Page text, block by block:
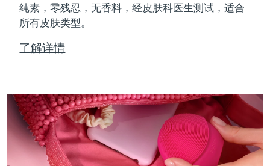
纯素，零残忍，无香料，经皮肤科医生测试，适合
所有皮肤类型。
了解详情
FAQ™产品
All anti-aging treatments
FAQ™产品
All LED treatments
FAQ™ products
PEACH™ 2
Travel-friendly IPL hair removal
PEACH™ Cooling Prep Gel
Cooling IPL hair removal gel
LUNA™ 4 body
Firming body serum
痘肌护理
ESPADA™ 2
Acne treatment device
ESPADA™ Blemish Solution
眼部护理
IRIS™ 2
Rejuvenating eye massager
眼部护肤
KIWI™ derma
Diamond microdermabrasion .
LUNA™ 4 hair
2-in-1 LED scalp massager
牙齿美白
NEW
直布罗陀
希腊
匈牙利 预计送达日期8/10/26
冰岛 预计送达日期8/11/26
印度尼西亚 预计送达日期8/8/26